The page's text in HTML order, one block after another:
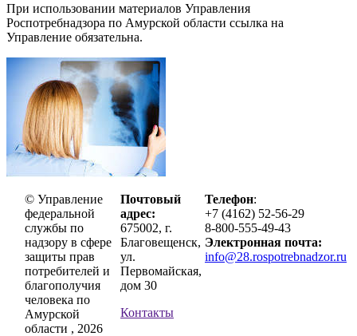
При использовании материалов Управления
Роспотребнадзора по Амурской области ссылка на
Управление обязательна.
© Управление
федеральной
службы по
надзору в сфере
защиты прав
потребителей и
благополучия
человека по
Амурской
области , 2026
Почтовый
адрес:
675002, г.
Благовещенск,
ул.
Первомайская,
дом 30
Контакты
Телефон:
+7 (4162) 52-56-29
8-800-555-49-43
Электронная почта:
info@28.rospotrebnadzor.ru